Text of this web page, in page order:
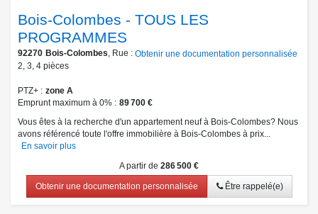
Bois-Colombes - TOUS LES
PROGRAMMES
92270 Bois-Colombes, Rue : Obtenir une documentation personnalisée
2, 3, 4 pièces
PTZ+
zone A
Emprunt maximum à 0%
89 700 €
Vous êtes à la recherche d'un appartement neuf à Bois-Colombes? Nous
avons référencé toute l'offre immobilière à Bois-Colombes à prix...
En savoir plus
A partir de 286 500 €
Obtenir une documentation personnalisée Être rappelé(e)